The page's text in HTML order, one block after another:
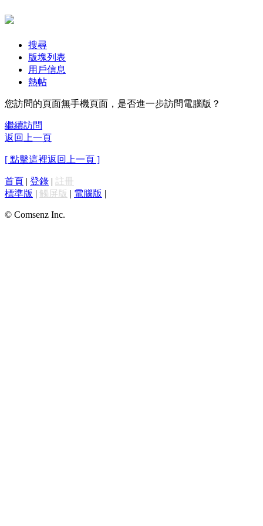
搜尋
版塊列表
用戶信息
熱帖
您訪問的頁面無手機頁面，是否進一步訪問電腦版？
繼續訪問
返回上一頁
[ 點擊這裡返回上一頁 ]
首頁 | 登錄 | 註冊
標準版 | 觸屏版 | 電腦版 |
© Comsenz Inc.